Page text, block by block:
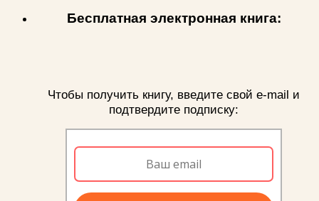
Бесплатная электронная книга:
Чтобы получить книгу, введите свой e-mail и
подтвердите подписку: